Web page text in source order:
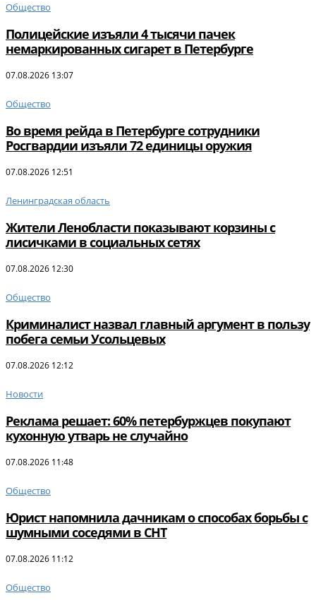
Общество
Полицейские изъяли 4 тысячи пачек
немаркированных сигарет в Петербурге
07.08.2026 13:07
Общество
Во время рейда в Петербурге сотрудники
Росгвардии изъяли 72 единицы оружия
07.08.2026 12:51
Ленинградская область
Жители Ленобласти показывают корзины с
лисичками в социальных сетях
07.08.2026 12:30
Общество
Криминалист назвал главный аргумент в пользу
побега семьи Усольцевых
07.08.2026 12:12
Новости
Реклама решает: 60% петербуржцев покупают
кухонную утварь не случайно
07.08.2026 11:48
Общество
Юрист напомнила дачникам о способах борьбы с
шумными соседями в СНТ
07.08.2026 11:12
Общество